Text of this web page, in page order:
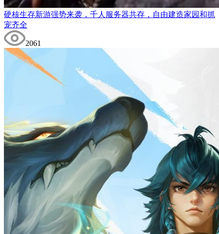
硬核生存新游强势来袭，千人服务器共存，自由建造家园和抓
宠齐全
2061